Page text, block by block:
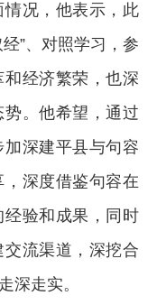
况，他表示，此
”、对照学习，参
经济繁荣，也深
。他希望，通过
深建平县与句容
深度借鉴句容在
验和成果，同时
流渠道，深挖合
深走实。